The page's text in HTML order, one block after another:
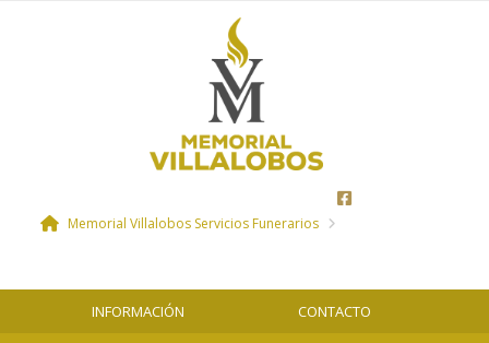
Memorial Villalobos Servicios Funerarios
INFORMACIÓN CONTACTO